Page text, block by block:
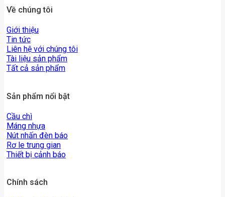
Về chúng tôi
Giới thiệu
Tin tức
Liên hệ với chúng tôi
Tài liệu sản phẩm
Tất cả sản phẩm
Sản phẩm nổi bật
Cầu chì
Máng nhựa
Nút nhấn đèn báo
Rơ le trung gian
Thiết bị cảnh báo
Chính sách